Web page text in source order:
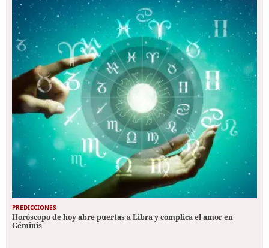
PREDICCIONES
Horóscopo de hoy abre puertas a Libra y complica el amor en
Géminis